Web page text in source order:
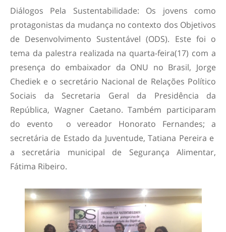
Diálogos Pela Sustentabilidade: Os jovens como
protagonistas da mudança no contexto dos Objetivos
de Desenvolvimento Sustentável (ODS). Este foi o
tema da palestra realizada na quarta-feira(17) com a
presença do embaixador da ONU no Brasil, Jorge
Chediek e o secretário Nacional de Relações Político
Sociais da Secretaria Geral da Presidência da
República, Wagner Caetano. Também participaram
do evento o vereador Honorato Fernandes; a
secretária de Estado da Juventude, Tatiana Pereira e
a secretária municipal de Segurança Alimentar,
Fátima Ribeiro.